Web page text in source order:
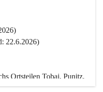
22.6.2026)
Ortsteilen Tobaj, Punitz,
Tschantschendorf,